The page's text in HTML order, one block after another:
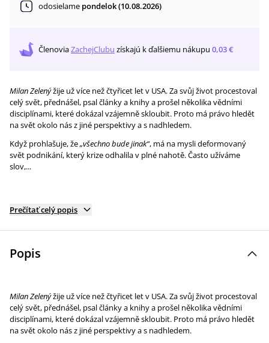
odosielame pondelok (10.08.2026)
ČlenoviaZachejClubu získajú k ďalšiemu nákupu 0,03 €
Milan Zelenýžije už více než čtyřicet let v USA. Za svůj život procestoval
celý svět, přednášel, psal články a knihy a prošel několika vědními
disciplínami, které dokázal vzájemně skloubit. Proto má právo hledět
na svět okolo nás z jiné perspektivy a s nadhledem.
Když prohlašuje, že„všechno bude jinak“, má na mysli deformovaný
svět podnikání, který krize odhalila v plné nahotě. Často užíváme
slov,...
Prečítať celý popis
Popis
Milan Zelenýžije už více než čtyřicet let v USA. Za svůj život procestoval
celý svět, přednášel, psal články a knihy a prošel několika vědními
disciplínami, které dokázal vzájemně skloubit. Proto má právo hledět
na svět okolo nás z jiné perspektivy a s nadhledem.